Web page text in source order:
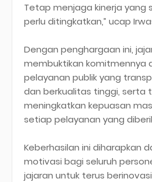
Tetap menjaga kinerja yang
perlu ditingkatkan,” ucap
Dengan penghargaan ini,
membuktikan komitmennya
pelayanan publik yang
dan berkualitas tinggi, serta
meningkatkan kepuasan
setiap pelayanan yang
Keberhasilan ini diharapkan
motivasi bagi seluruh
jajaran untuk terus